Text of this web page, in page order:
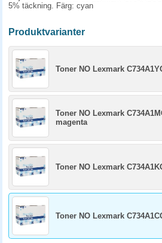
5% täckning. Färg: cyan
Produktvarianter
Toner NO Lexmark
Toner NO Lexmark
magenta
Toner NO Lexmark
Toner NO Lexmark